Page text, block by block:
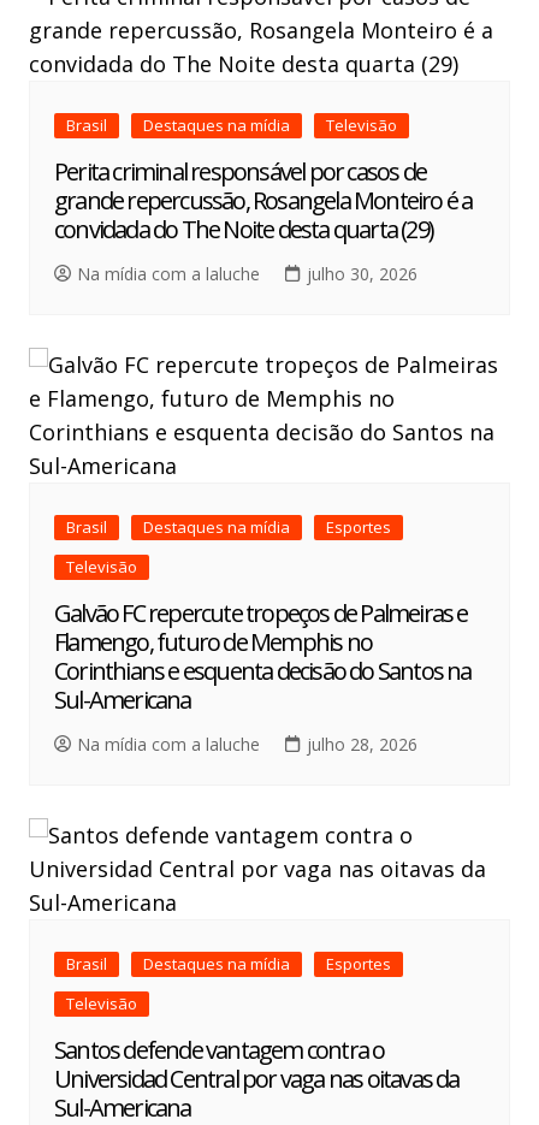
Brasil Destaques na mídia Televisão
Perita criminal responsável por casos de
grande repercussão, Rosangela Monteiro é a
convidada do The Noite desta quarta (29)
Na mídia com a laluche julho 30, 2026
Brasil Destaques na mídia
Esportes
Televisão
Galvão FC repercute tropeços de Palmeiras e
Flamengo, futuro de Memphis no
Corinthians e esquenta decisão do Santos na
Sul-Americana
Na mídia com a laluche julho 28, 2026
Brasil Destaques na mídia
Esportes
Televisão
Santos defende vantagem contra o
Universidad Central por vaga nas oitavas da
Sul-Americana